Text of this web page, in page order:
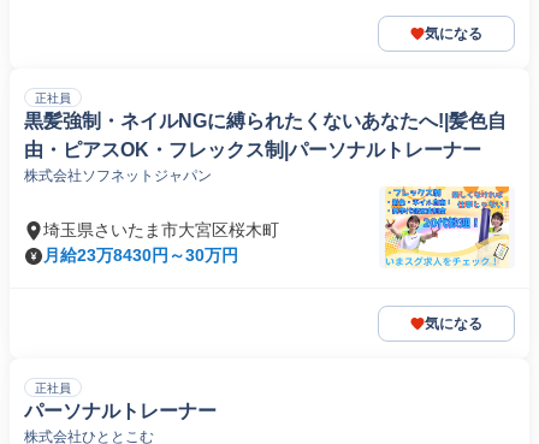
気になる
正社員
黒髪強制・ネイルNGに縛られたくないあなたへ!|髪色自
由・ピアスOK・フレックス制|パーソナルトレーナー
株式会社ソフネットジャパン
埼玉県さいたま市大宮区桜木町
月給23万8430円～30万円
気になる
正社員
パーソナルトレーナー
株式会社ひととこむ